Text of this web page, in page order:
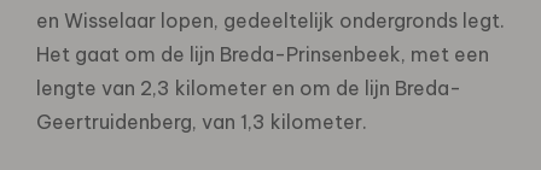
en Wisselaar lopen, gedeeltelijk ondergronds legt.
Het gaat om de lijn Breda-Prinsenbeek, met een
lengte van 2,3 kilometer en om de lijn Breda-
Geertruidenberg, van 1,3 kilometer.